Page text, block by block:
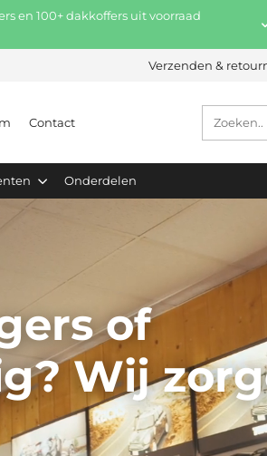
en 100+ dakkoffers uit voorraad
Verzenden &
Contact
Onderdelen
of
Wij